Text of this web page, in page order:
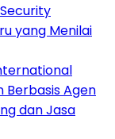
yang Menilai
Berbasis Agen
dan Jasa